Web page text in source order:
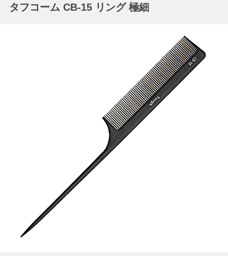
タフコーム CB-15 リング 極細